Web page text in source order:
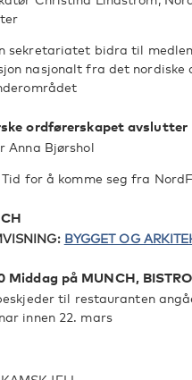
sekretariatet bidra til
nasjonalt fra det nordiske
ordførerskapet
Anna Bjørshol
Tid for å komme seg fra
BYGGET OG
Middag på MUNCH,
til restauranten
innen 22. mars